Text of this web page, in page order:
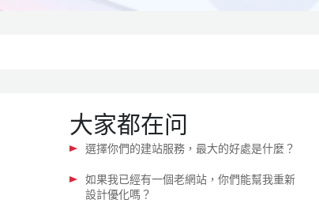
大家都在问
選擇你們的建站服務，最大的好處是什麼？
如果我已經有一個老網站，你們能幫我重新
設計優化嗎？